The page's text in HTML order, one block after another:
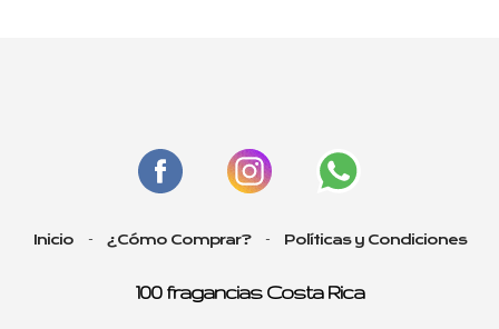
Inicio - ¿Cómo Comprar? - Políticas y Condiciones
100 fragancias Costa Rica